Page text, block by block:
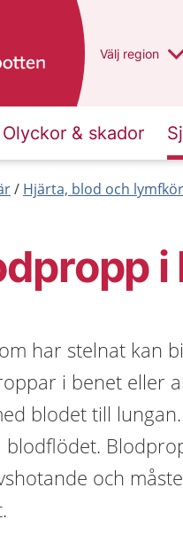
Du har valt
Välj en annan
region
Olyckor & skador
Hjärta, blod och
i
har stelnat kan
i benet eller
blodet till
blodflödet.
och